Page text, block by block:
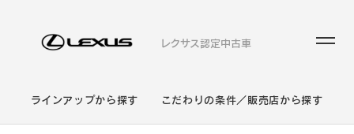
レクサス認定中古車
ラインアップから探す こだわりの条件／販売店から探す